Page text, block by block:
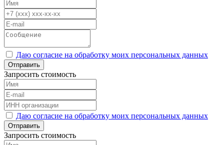
Даю согласие на обработку моих персональных данных
Отправить
Запросить стоимость
Даю согласие на обработку моих персональных данных
Отправить
Запросить стоимость